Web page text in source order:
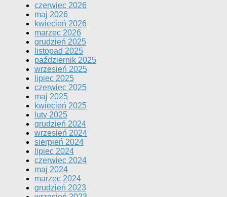
czerwiec 2026
maj 2026
kwiecień 2026
marzec 2026
grudzień 2025
listopad 2025
październik 2025
wrzesień 2025
lipiec 2025
czerwiec 2025
maj 2025
kwiecień 2025
luty 2025
grudzień 2024
wrzesień 2024
sierpień 2024
lipiec 2024
czerwiec 2024
maj 2024
marzec 2024
grudzień 2023